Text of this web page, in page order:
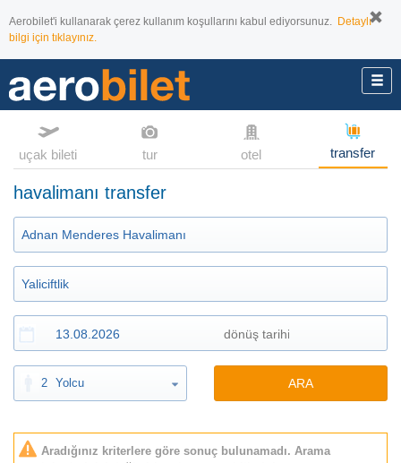
Aerobilet'i kullanarak çerez kullanım koşullarını kabul ediyorsunuz. Detaylı
bilgi için tıklayınız.
uçak bileti tur otel transfer
havalimanı transfer
2 Yolcu ARA
Aradığınız kriterlere göre sonuç bulunamadı. Arama